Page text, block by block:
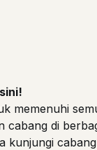
memenuhi
cabang di
kunjungi